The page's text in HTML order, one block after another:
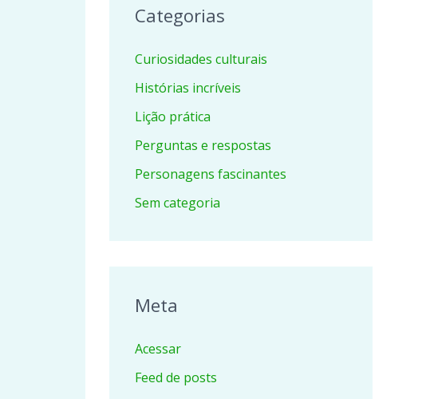
Categorias
Curiosidades culturais
Histórias incríveis
Lição prática
Perguntas e respostas
Personagens fascinantes
Sem categoria
Meta
Acessar
Feed de posts